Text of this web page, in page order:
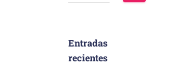
Entradas
recientes